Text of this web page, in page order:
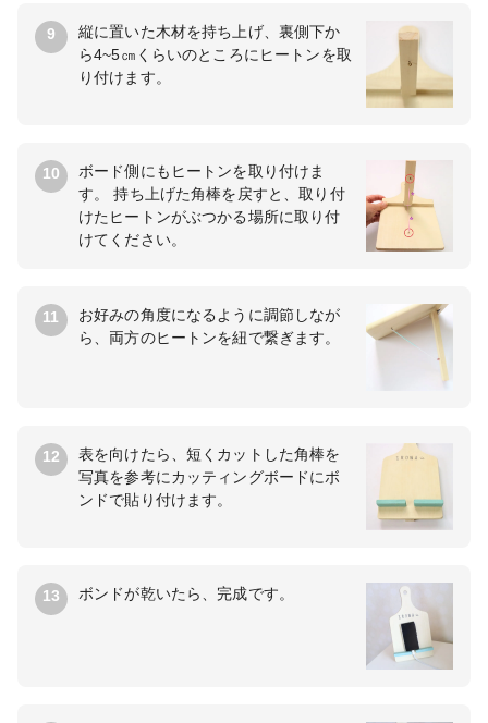
9
縦に置いた木材を持ち上げ、裏側下か
ら4~5㎝くらいのところにヒートンを取
り付けます。
10
ボード側にもヒートンを取り付けま
す。 持ち上げた角棒を戻すと、取り付
けたヒートンがぶつかる場所に取り付
けてください。
11
お好みの角度になるように調節しなが
ら、両方のヒートンを紐で繋ぎます。
12
表を向けたら、短くカットした角棒を
写真を参考にカッティングボードにボ
ンドで貼り付けます。
13 ボンドが乾いたら、完成です。